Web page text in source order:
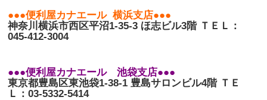
●●●便利屋カナエール 横浜支店●●●
神奈川横浜市西区平沼1-35-3 ほ志ビル3階 ＴＥＬ：
045-412-3004
●●●便利屋カナエール 池袋支店●●●
東京都豊島区東池袋1-38-1豊島サロンビル4階 ＴＥ
Ｌ：03-5332-5414